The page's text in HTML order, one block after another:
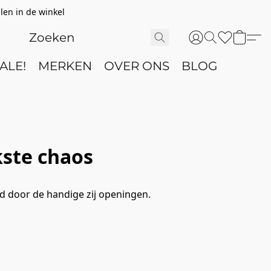
in de winkel
MERKEN OVER ONS BLOG
chaos
door de handige zij openingen.